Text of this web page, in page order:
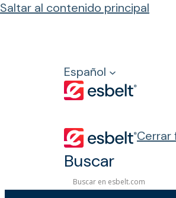
Saltar al contenido principal
Español
Cerrar
Buscar
Productos
Bandas transportadoras
Poler